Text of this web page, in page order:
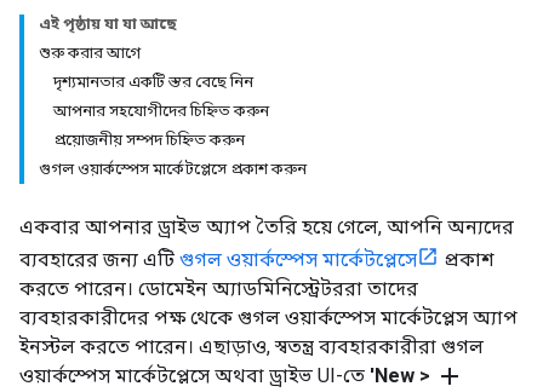
এই পৃষ্ঠায় যা যা আছে
শুরু করার আগে
দৃশ্যমানতার একটি স্তর বেছে নিন
আপনার সহযোগীদের চিহ্নিত করুন
প্রয়োজনীয় সম্পদ চিহ্নিত করুন
গুগল ওয়ার্কস্পেস মার্কেটপ্লেসে প্রকাশ করুন
একবার আপনার ড্রাইভ অ্যাপ তৈরি হয়ে গেলে, আপনি অন্যদের
ব্যবহারের জন্য এটি গুগল ওয়ার্কস্পেস মার্কেটপ্লেসে
প্রকাশ
করতে পারেন। ডোমেইন অ্যাডমিনিস্ট্রেটররা তাদের
ব্যবহারকারীদের পক্ষ থেকে গুগল ওয়ার্কস্পেস মার্কেটপ্লেস অ্যাপ
ইনস্টল করতে পারেন। এছাড়াও, স্বতন্ত্র ব্যবহারকারীরা গুগল
ওয়ার্কস্পেস মার্কেটপ্লেসে অথবা ড্রাইভ UI-তে 'New > add